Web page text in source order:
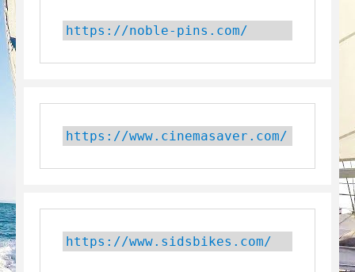
https://noble-pins.com/
https://www.cinemasaver.com/
https://www.sidsbikes.com/